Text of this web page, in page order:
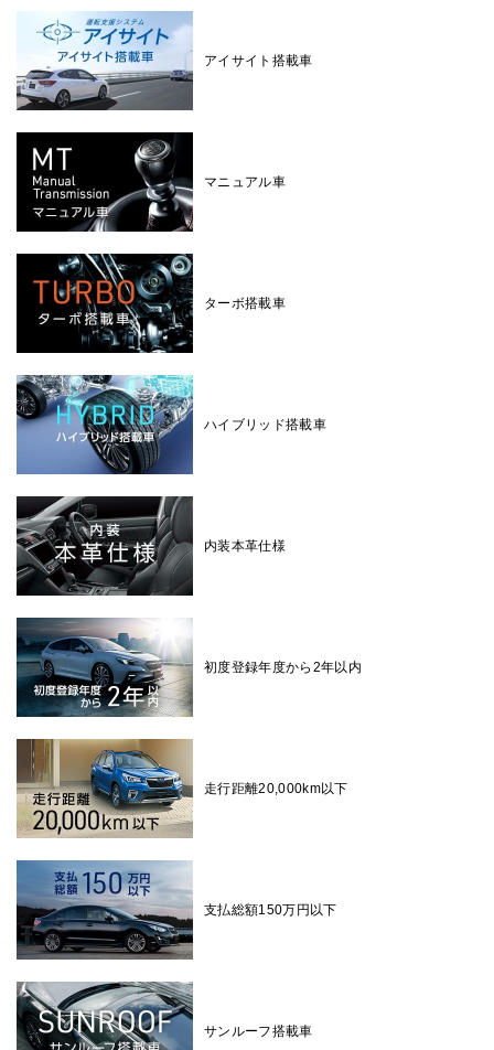
アイサイト搭載車
マニュアル車
ターボ搭載車
ハイブリッド搭載車
内装本革仕様
初度登録年度から2年以内
走行距離20,000km以下
支払総額150万円以下
サンルーフ搭載車